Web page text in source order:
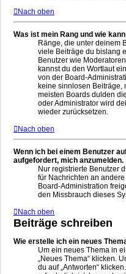
Nach oben
Was ist mein Rang und wie
Ränge, die unter deinem
viele Beiträge du bislang
Benutzer wie
kannst du den Wortlaut
von der Board-
keine sinnlosen
meisten Boards dulden
oder Administrator wird
wieder zurücksetzen.
Nach oben
Wenn ich bei einem Benutzer
aufgefordert, mich anzumelden.
Nur registrierte Benutzer
für Nachrichten an
Board-Administration
den Missbrauch dieses
Nach oben
Beiträge schreiben
Wie erstelle ich ein neues
Um ein neues Thema in
„Neues Thema“ klicken.
du auf „Antworten“